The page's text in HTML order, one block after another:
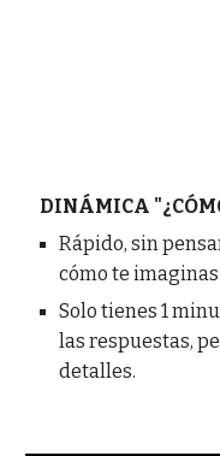
DINÁMICA
Rápido, sin
cómo te
Solo tienes 1
las respuestas,
detalles.